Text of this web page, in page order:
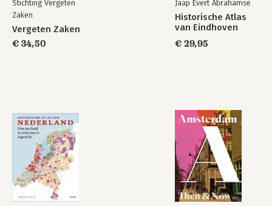
Stichting Vergeten
Zaken
Vergeten Zaken
€ 34,50
Jaap Evert Abrahamse
Historische Atlas
van Eindhoven
€ 29,95